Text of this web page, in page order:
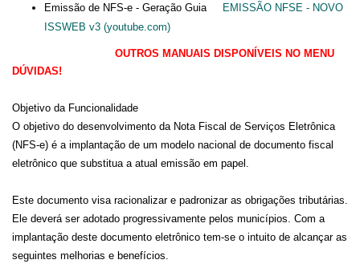
Emissão de NFS-e - Geração Guia
EMISSÃO NFSE - NOVO
ISSWEB v3 (youtube.com)
OUTROS MANUAIS DISPONÍVEIS NO MENU
DÚVIDAS!
Objetivo da Funcionalidade
O objetivo do desenvolvimento da Nota Fiscal de Serviços Eletrônica
(NFS-e) é a implantação de um modelo nacional de documento fiscal
eletrônico que substitua a atual emissão em papel.
Este documento visa racionalizar e padronizar as obrigações tributárias.
Ele deverá ser adotado progressivamente pelos municípios. Com a
implantação deste documento eletrônico tem-se o intuito de alcançar as
seguintes melhorias e benefícios.